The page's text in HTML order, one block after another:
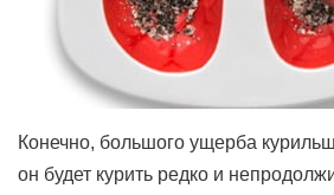
Конечно, большого ущерба
он будет курить редко и